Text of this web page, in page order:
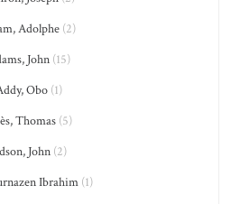
Adolphe(2)
John (15)
Obo (1)
Thomas (5)
John (2)
Ibrahim (1)